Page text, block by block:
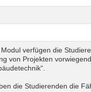
verfügen die
von Projekten
die Studierenden die